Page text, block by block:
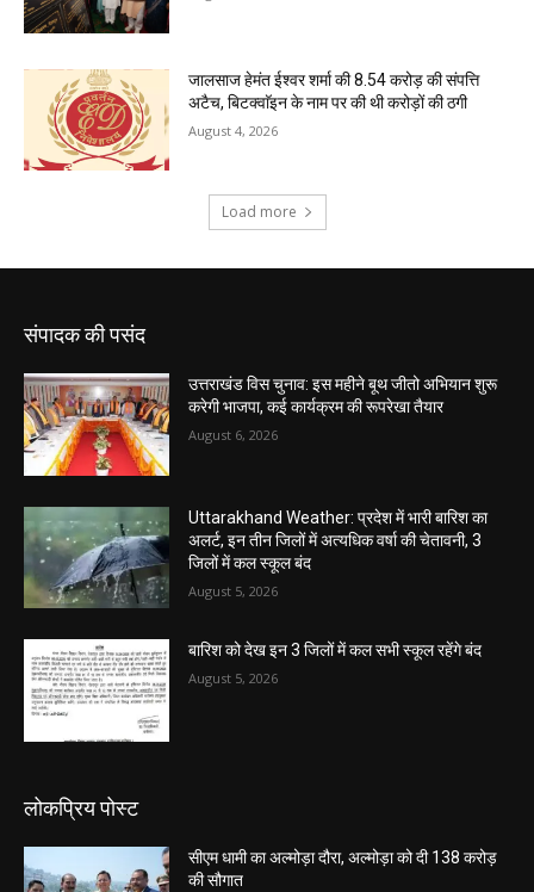
संपादक की पसंद
उत्तराखंड विस चुनाव: इस महीने बूथ जीतो अभियान शुरू
करेगी भाजपा, कई कार्यक्रम की रूपरेखा तैयार
August 6, 2026
Uttarakhand Weather: प्रदेश में भारी बारिश का
अलर्ट, इन तीन जिलों में अत्यधिक वर्षा की चेतावनी, 3
जिलों में कल स्कूल बंद
August 5, 2026
बारिश को देख इन 3 जिलों में कल सभी स्कूल रहेंगे बंद
August 5, 2026
लोकप्रिय पोस्ट
सीएम धामी का अल्मोड़ा दौरा, अल्मोड़ा को दी 138 करोड़
की सौगात